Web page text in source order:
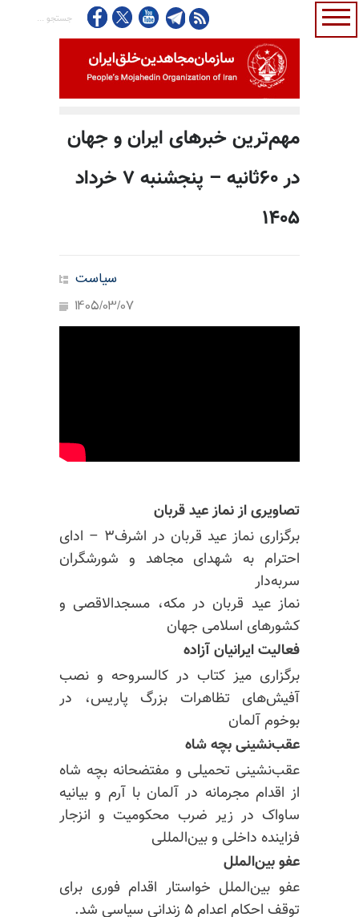
مهم‌ترین خبرهای ایران و جهان
در ۶۰ثانیه – پنجشنبه ۷ خرداد
۱۴۰۵
سیاست
1405/03/07
تصاویری از نماز عید قربان
برگزاری نماز عید قربان در اشرف۳ – ادای
احترام به شهدای مجاهد و شورشگران
سربه‌دار
نماز عید قربان در مکه، مسجدالاقصی و
کشورهای اسلامی جهان
فعالیت ایرانیان آزاده
برگزاری میز کتاب در کالسروحه و نصب
آفیش‌های تظاهرات بزرگ پاریس، در
بوخوم آلمان
عقب‌نشینی بچه شاه
عقب‌نشینی تحمیلی و مفتضحانه بچه شاه
از اقدام مجرمانه در آلمان با آرم و بیانیه
ساواک در زیر ضرب محکومیت و انزجار
فزاینده داخلی و بین‌المللی
عفو بین‌الملل
عفو بین‌الملل خواستار اقدام فوری برای
توقف احکام اعدام ۵ زندانی سیاسی شد.